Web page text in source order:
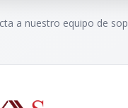
a nuestro equipo de